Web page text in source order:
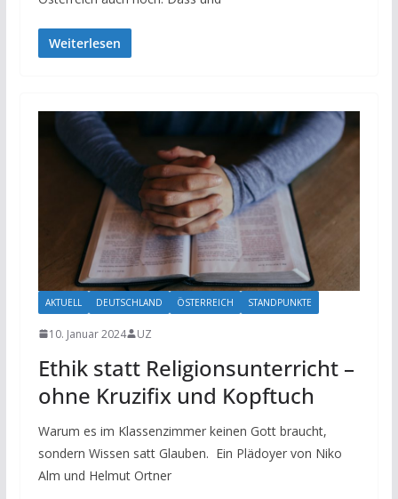
Weiterlesen
AKTUELL DEUTSCHLAND ÖSTERREICH STANDPUNKTE
10. Januar 2024 UZ
Ethik statt Religionsunterricht –
ohne Kruzifix und Kopftuch
Warum es im Klassenzimmer keinen Gott braucht,
sondern Wissen satt Glauben. Ein Plädoyer von Niko
Alm und Helmut Ortner